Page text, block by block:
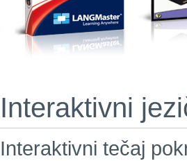
Interaktivni
Interaktivni tečaj